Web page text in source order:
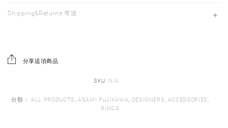
Shipping&Returns 寄送
分享這項商品
SKU: N/A
分類： ALL PRODUCTS ASAMI FUJIKAWA DESIGNERS ACCESSORIES
RINGS